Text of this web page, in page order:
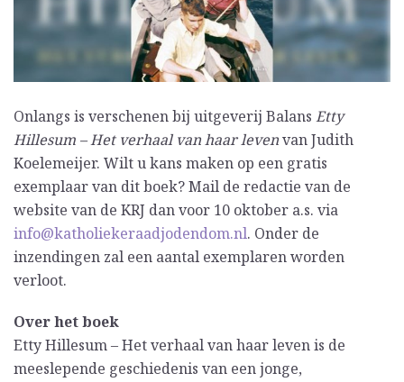
Onlangs is verschenen bij uitgeverij Balans Etty
Hillesum – Het verhaal van haar levenvan Judith
Koelemeijer. Wilt u kans maken op een gratis
exemplaar van dit boek? Mail de redactie van de
website van de KRJ dan voor 10 oktober a.s. via
info@katholiekeraadjodendom.nl. Onder de
inzendingen zal een aantal exemplaren worden
verloot.
Over het boek
Etty Hillesum – Het verhaal van haar leven is de
meeslepende geschiedenis van een jonge,